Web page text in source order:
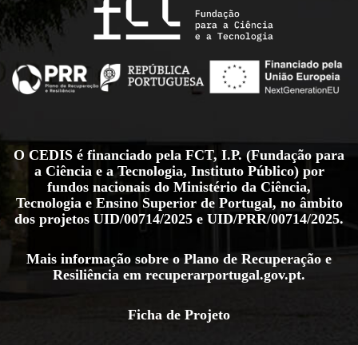
O CEDIS é financiado pela FCT, I.P. (Fundação para
a Ciência e a Tecnologia, Instituto Público) por
fundos nacionais do Ministério da Ciência,
Tecnologia e Ensino Superior de Portugal, no âmbito
dos projetos UID/00714/2025 e UID/PRR/00714/2025.
Mais informação sobre o Plano de Recuperação e
Resiliência em recuperarportugal.gov.pt.
Ficha de Projeto